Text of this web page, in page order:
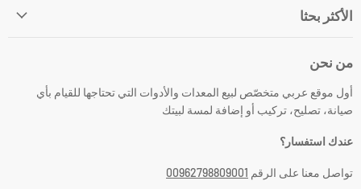
الأكثر بحثا
من نحن
أول موقع عربي متخصّص لبيع المعدات والأدوات التي تحتاجها للقيام بأي
صيانة، تصليح، تركيب أو إضافة لمسة لبيتك
عندك استفسار؟
تواصل معنا على الرقم 00962798809001